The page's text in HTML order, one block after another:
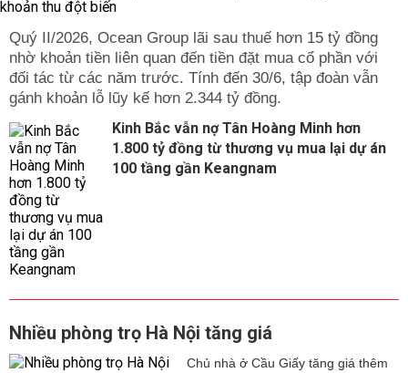
Quý II/2026, Ocean Group lãi sau thuế hơn 15 tỷ đồng
nhờ khoản tiền liên quan đến tiền đặt mua cổ phần với
đối tác từ các năm trước. Tính đến 30/6, tập đoàn vẫn
gánh khoản lỗ lũy kế hơn 2.344 tỷ đồng.
Kinh Bắc vẫn nợ Tân Hoàng Minh hơn
1.800 tỷ đồng từ thương vụ mua lại dự án
100 tầng gần Keangnam
Nhiều phòng trọ Hà Nội tăng giá
Chủ nhà ở Cầu Giấy tăng giá thêm